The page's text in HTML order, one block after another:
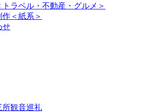
ラベル・不動産・グルメ＞
＜紙系＞
せ
所観音巡礼